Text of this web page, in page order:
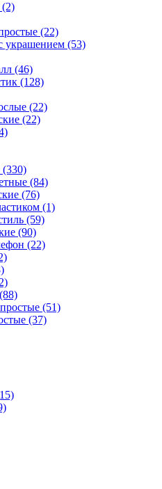
(22)
украшением (53)
(46)
(128)
(22)
(22)
(330)
(84)
(76)
(1)
(59)
(90)
(22)
(51)
(37)